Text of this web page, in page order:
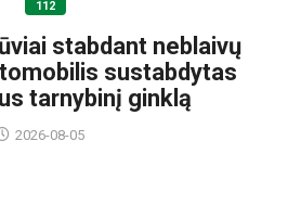
112
stabdant neblaivų
sustabdytas
tarnybinį ginklą
2026-08-05